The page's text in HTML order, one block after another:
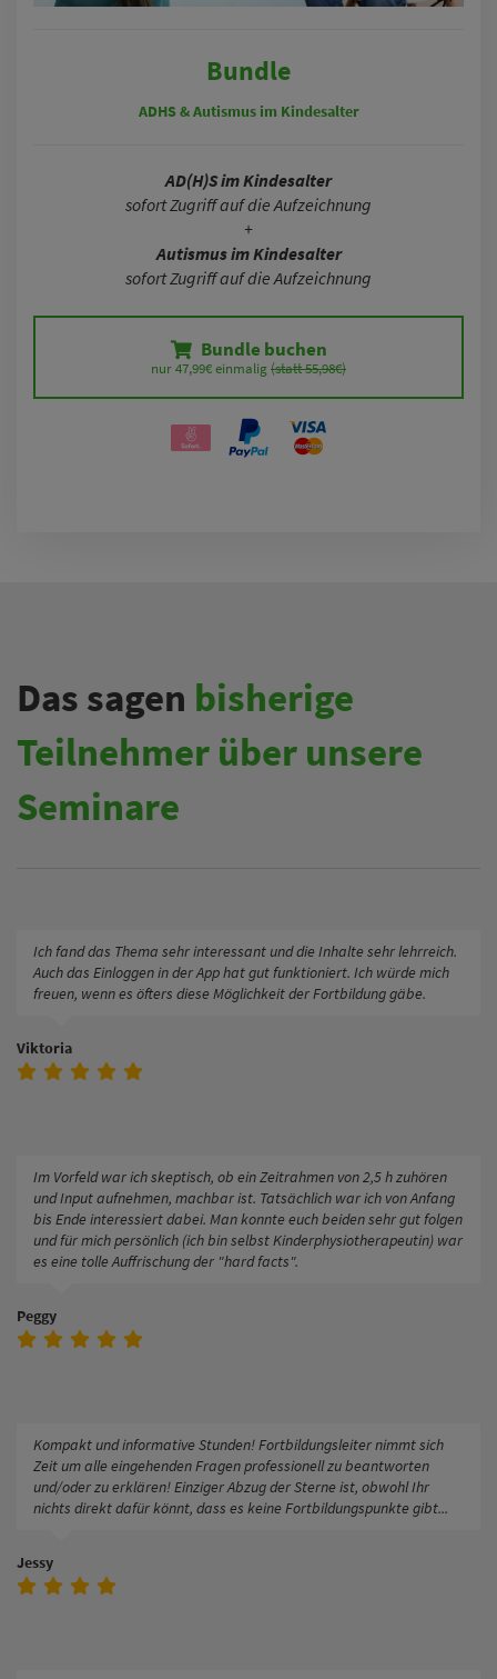
Bundle
ADHS &Autismus im Kindesalter
AD(H)S im Kindesalter
sofort Zugriff auf die Aufzeichnung
+
Autismus im Kindesalter
sofort Zugriff auf die Aufzeichnung
Bundle buchen
nur 47,99€ einmalig (statt 55,98€)
Das sagen bisherige
Teilnehmer über unsere
Seminare
Ich fand das Thema sehr interessant und die Inhalte sehr lehrreich.
Auch das Einloggen in der App hat gut funktioniert. Ich würde mich
freuen, wenn es öfters diese Möglichkeit der Fortbildung gäbe.
Viktoria
Im Vorfeld war ich skeptisch, ob ein Zeitrahmen von 2,5 h zuhören
und Input aufnehmen, machbar ist. Tatsächlich war ich von Anfang
bis Ende interessiert dabei. Man konnte euch beiden sehr gut folgen
und für mich persönlich (ich bin selbst Kinderphysiotherapeutin) war
es eine tolle Auffrischung der "hard facts".
Peggy
Kompakt und informative Stunden! Fortbildungsleiter nimmt sich
Zeit um alle eingehenden Fragen professionell zu beantworten
und/oder zu erklären! Einziger Abzug der Sterne ist, obwohl Ihr
nichts direkt dafür könnt, dass es keine Fortbildungspunkte gibt...
Jessy